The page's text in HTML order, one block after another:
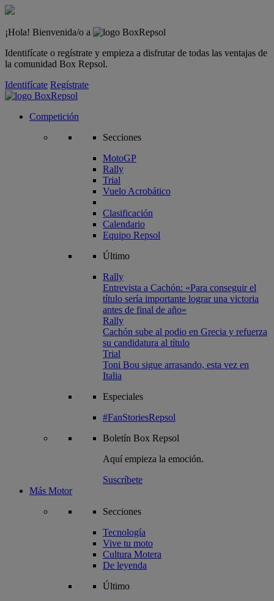
¡Hola! Bienvenida/o a
Identifícate o regístrate y empieza a disfrutar de todas las ventajas de
la comunidad Box Repsol.
Identifícate Regístrate
Competición
Secciones
MotoGP
Rally
Trial
Vuelo Acrobático
Clasificación
Calendario
Equipo Repsol
Último
Rally
Entrevista a Cachón: «Para conseguir el
título sería importante lograr una victoria
antes de final de año»
Rally
Cachón sube al podio en Grecia y refuerza
su candidatura al título
Trial
Toni Bou sigue arrasando, esta vez en
Italia
Especiales
#FanStoriesRepsol
Boletín Box Repsol
Aquí empieza la emoción.
Suscríbete
Más Motor
Secciones
Tecnología
Vive tu moto
Cultura Motera
De leyenda
Último